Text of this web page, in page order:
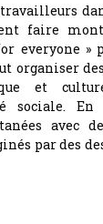
faire
everyone »
organiser
et
sociale. En
avec
par des